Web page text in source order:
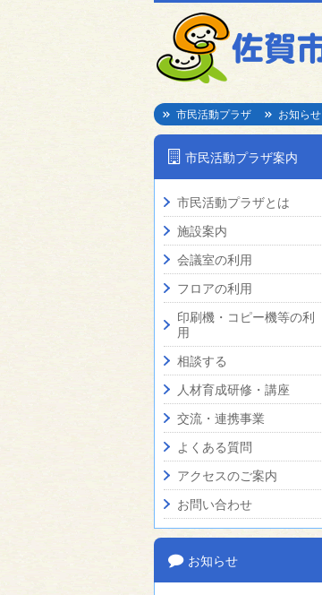
市民活動プラザ
お知らせ
市民活動プラザ案内
市民活動プラザとは
施設案内
会議室の利用
フロアの利用
印刷機・コピー機等の利
用
相談する
人材育成研修・講座
交流・連携事業
よくある質問
アクセスのご案内
お問い合わせ
お知らせ